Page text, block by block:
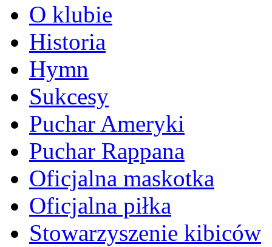
O klubie
Historia
Hymn
Sukcesy
Puchar Ameryki
Puchar Rappana
Oficjalna maskotka
Oficjalna piłka
Stowarzyszenie kibiców